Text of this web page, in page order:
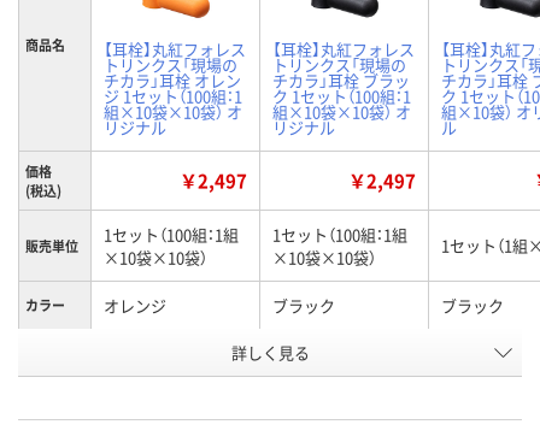
商品名 【耳栓】丸紅フォレス
トリンクス「現場の
チカラ」耳栓 オレン
ジ 1セット（100組：1
組×10袋×10袋） オ
リジナル
【耳栓】丸紅フォレス
トリンクス「現場の
チカラ」耳栓 ブラッ
ク 1セット（100組：1
組×10袋×10袋） オ
リジナル
【耳栓】丸紅
トリンクス「
チカラ」耳栓
ク 1セット（
組×10袋） オ
ル
価格
(税込)
￥2,497 ￥2,497
販売単位
1セット（100組：1組
×10袋×10袋）
1セット（100組：1組
×10袋×10袋）
1セット（1組
カラー オレンジ ブラック ブラック
RK34751 RK34749
詳しく見る